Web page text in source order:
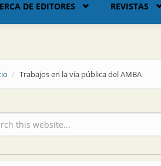
DE EDITORES REVISTAS
Trabajos en la vía pública del AMBA
de búsqueda